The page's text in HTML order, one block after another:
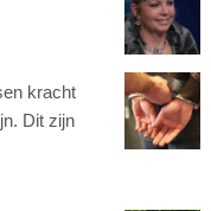
kracht
Dit zijn